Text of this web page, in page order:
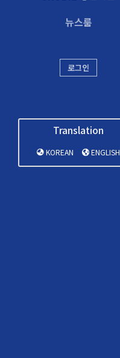
뉴스룸
로그인
Translation
KOREAN ENGLISH